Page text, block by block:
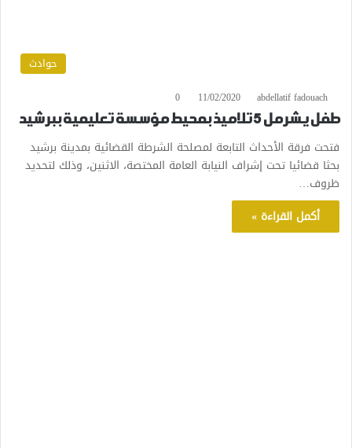
حوادث
abdellatif fadouach
11/02/2020
0
طفل يشرمل 5 تلاميذ بمحيط مؤسسة تعليمية ببرشيد
فتحت فرقة الأحداث التابعة لمصلحة الشرطة القضائية بمدينة برشيد
بحثا قضائيا تحت إشراف النيابة العامة المختصة، الاثنين، وذلك لتحديد
ظروف…
أكمل القراءة »